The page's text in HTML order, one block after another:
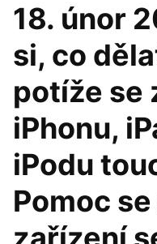
18. únor
si, co
potíže se
iPhonu,
iPodu
Pomoc